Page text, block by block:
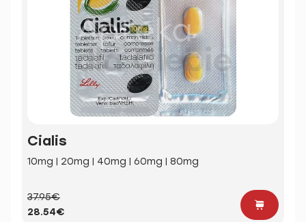
Cialis
10mg | 20mg | 40mg | 60mg | 80mg
37.95€
28.54€